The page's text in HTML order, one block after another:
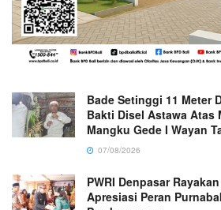
Bade Setinggi 11 Meter
Bakti Disel Astawa Atas
Mangku Gede I Wayan
07/08/2026
PWRI Denpasar
Apresiasi Peran